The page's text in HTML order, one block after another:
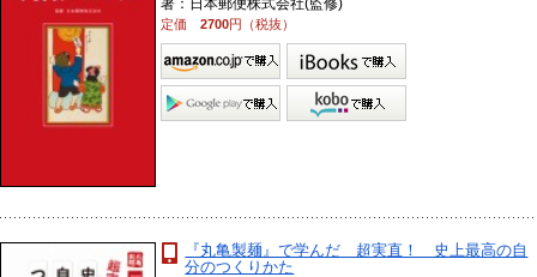
著：日本郵便株式会社(監修)
定価2700円（税抜）
『丸亀製麺』で学んだ 超実直！ 史上最高の自
分のつくりかた